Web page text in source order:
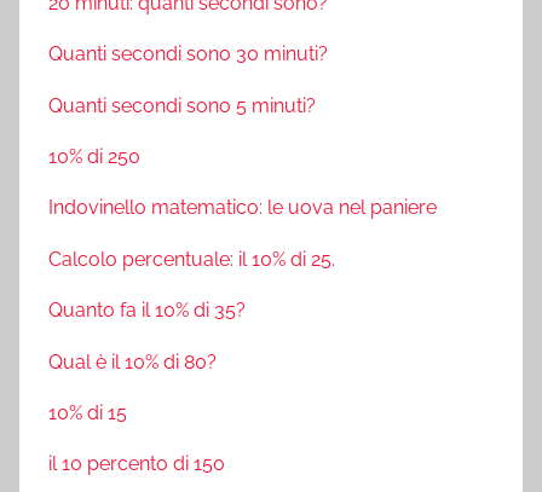
Quanti secondi sono 30 minuti?
Quanti secondi sono 5 minuti?
10% di 250
Indovinello matematico: le uova nel paniere
Calcolo percentuale: il 10% di 25.
Quanto fa il 10% di 35?
Qual è il 10% di 80?
10% di 15
il 10 percento di 150